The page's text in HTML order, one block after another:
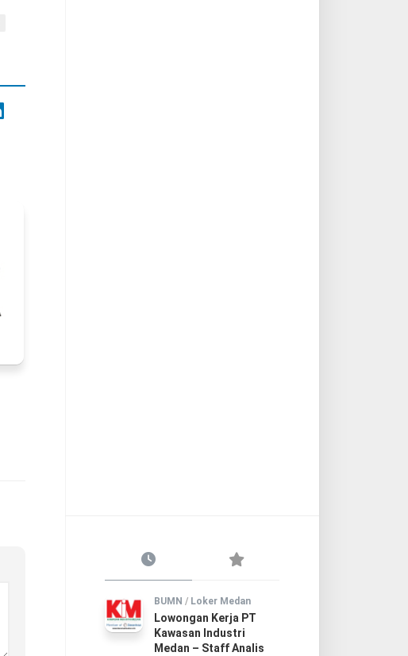
BUMN / Loker Medan
Lowongan Kerja PT
Kawasan Industri
Medan – Staff Analis